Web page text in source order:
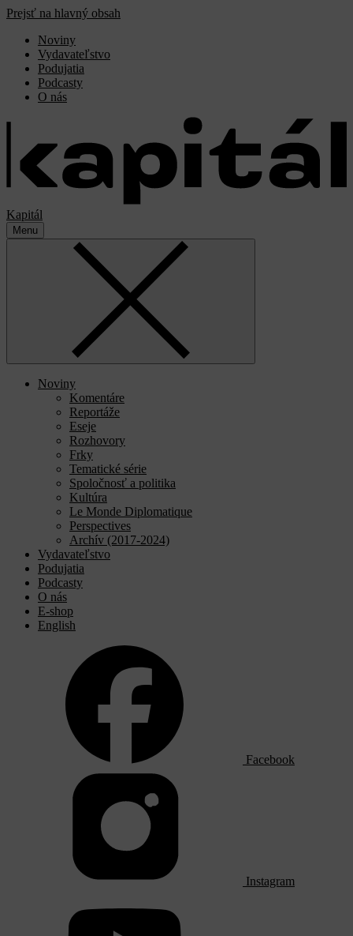
Prejsť na hlavný obsah
Noviny
Vydavateľstvo
Podujatia
Podcasty
O nás
Kapitál
Menu
Noviny
Komentáre
Reportáže
Eseje
Rozhovory
Frky
Tematické série
Spoločnosť a politika
Kultúra
Le Monde Diplomatique
Perspectives
Archív (2017-2024)
Vydavateľstvo
Podujatia
Podcasty
O nás
E-shop
English
Facebook
Instagram